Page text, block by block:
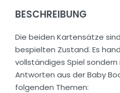
BESCHREIBUNG
Die beiden Kartensätze
bespielten Zustand. Es
vollständiges Spiel sondern
Antworten aus der Baby
folgenden Themen: